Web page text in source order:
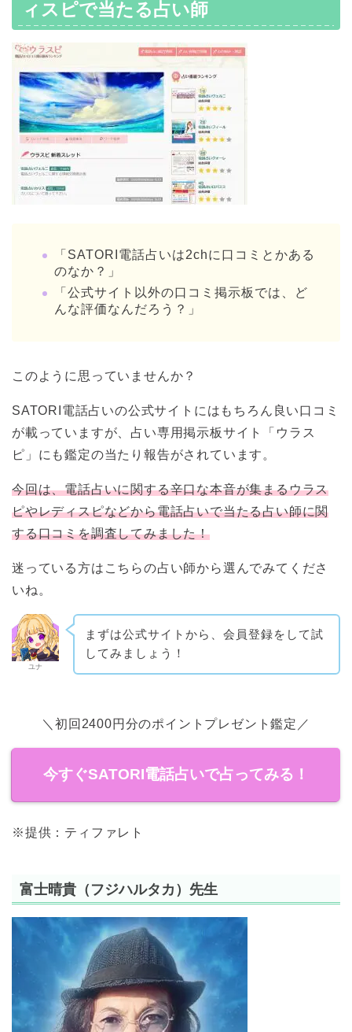
ィスピで当たる占い師
「SATORI電話占いは2chに口コミとかある
のなか？」
「公式サイト以外の口コミ掲示板では、ど
んな評価なんだろう？」
このように思っていませんか？
SATORI電話占いの公式サイトにはもちろん良い口コミ
が載っていますが、占い専用掲示板サイト「ウラス
ピ」にも鑑定の当たり報告がされています。
今回は、電話占いに関する辛口な本音が集まるウラス
ピやレディスピなどから電話占いで当たる占い師に関
する口コミを調査してみました！
迷っている方はこちらの占い師から選んでみてくださ
いね。
ユナ
まずは公式サイトから、会員登録をして試
してみましょう！
＼初回2400円分のポイントプレゼント鑑定／
今すぐSATORI電話占いで占ってみる！
※提供：ティファレト
富士晴貴（フジハルタカ）先生